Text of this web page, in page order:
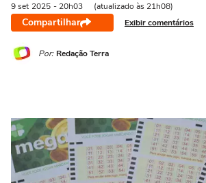
9 set 2025 - 20h03 (atualizado às 21h08)
Compartilhar Exibir comentários
Por: Redação Terra